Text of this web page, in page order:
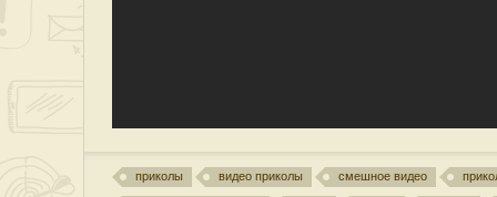
приколы видео приколы смешное видео